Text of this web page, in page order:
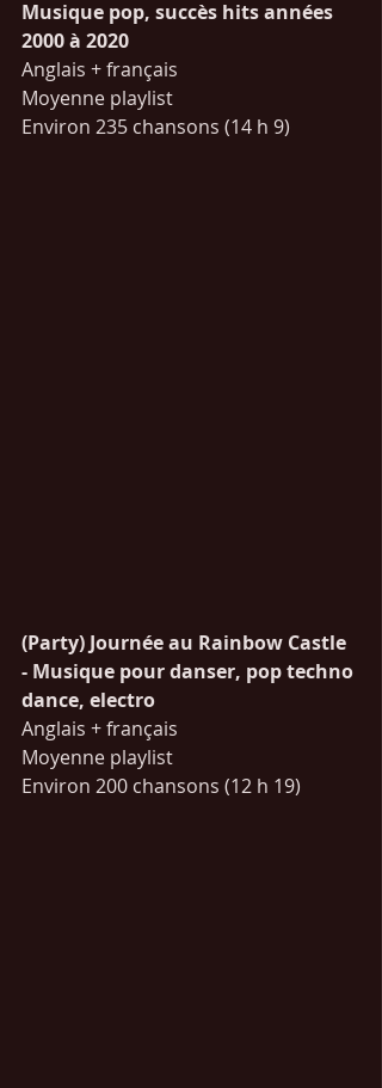
Musique pop, succès hits années
2000 à 2020
Anglais + français
Moyenne playlist
Environ 235 chansons (14 h 9)
(Party) Journée au Rainbow Castle
- Musique pour danser, pop techno
dance, electro
Anglais + français
Moyenne playlist
Environ 200 chansons (12 h 19)